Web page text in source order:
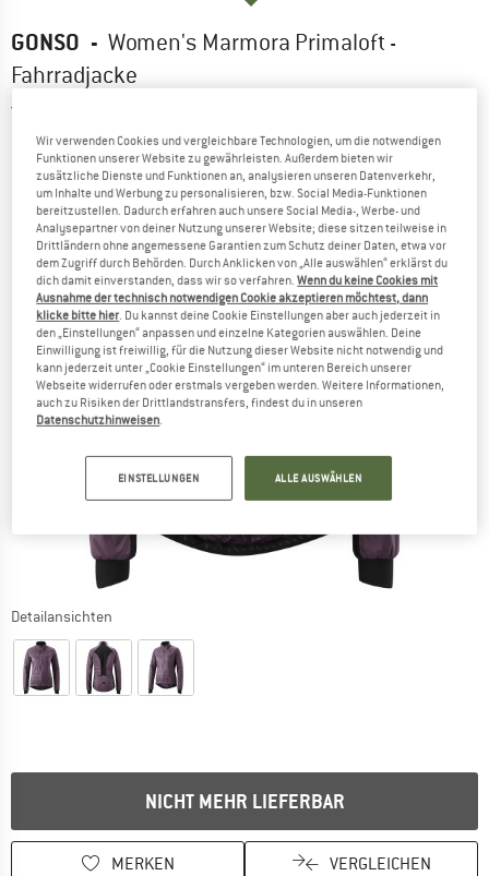
GONSO - Women's Marmora Primaloft -
Fahrradjacke
Detailansichten
NICHT MEHR LIEFERBAR
MERKEN VERGLEICHEN
Wir verwenden Cookies und vergleichbare Technologien, um die notwendigen
Funktionen unserer Website zu gewährleisten. Außerdem bieten wir
zusätzliche Dienste und Funktionen an, analysieren unseren Datenverkehr,
um Inhalte und Werbung zu personalisieren, bzw. Social Media-Funktionen
bereitzustellen. Dadurch erfahren auch unsere Social Media-, Werbe- und
Analysepartner von deiner Nutzung unserer Website; diese sitzen teilweise in
Drittländern ohne angemessene Garantien zum Schutz deiner Daten, etwa vor
dem Zugriff durch Behörden. Durch Anklicken von „Alle auswählen“ erklärst du
dich damit einverstanden, dass wir so verfahren.Wenn du keine Cookies mit
Ausnahme der technisch notwendigen Cookie akzeptieren möchtest, dann
klicke bitte hier. Du kannst deine Cookie Einstellungen aber auch jederzeit in
den „Einstellungen“ anpassen und einzelne Kategorien auswählen. Deine
Einwilligung ist freiwillig, für die Nutzung dieser Website nicht notwendig und
kann jederzeit unter „Cookie Einstellungen“ im unteren Bereich unserer
Webseite widerrufen oder erstmals vergeben werden. Weitere Informationen,
auch zu Risiken der Drittlandstransfers, findest du in unseren
Datenschutzhinweisen.
EINSTELLUNGEN ALLE AUSWÄHLEN